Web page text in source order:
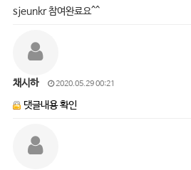
sjeunkr 참여완료요^^
채시하 2020.05.29 00:21
댓글내용 확인